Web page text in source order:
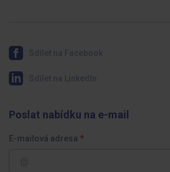
Poslat nabídku na e-mail
E-mailová adresa